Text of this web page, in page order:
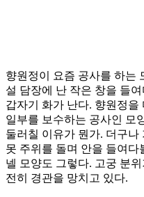
향원정이 요즘 공사를 하는
설 담장에 난 작은 창을 들
갑자기 화가 난다. 향원정
일부를 보수하는 공사인 모
둘러칠 이유가 뭔가. 더구나
못 주위를 돌며 안을 들여
넬 모양도 그렇다. 고궁 분
전히 경관을 망치고 있다.